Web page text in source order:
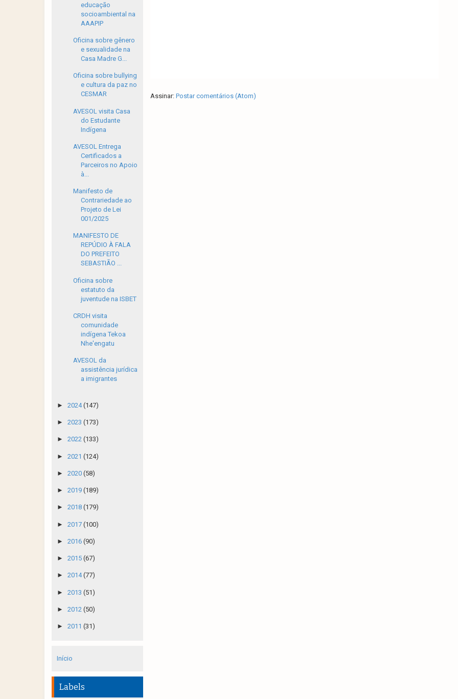
Assinar: Postar comentários (Atom)
educação
socioambiental na
AAAPIP
Oficina sobre gênero
e sexualidade na
Casa Madre G...
Oficina sobre bullying
e cultura da paz no
CESMAR
AVESOL visita Casa
do Estudante
Indígena
AVESOL Entrega
Certificados a
Parceiros no Apoio
à...
Manifesto de
Contrariedade ao
Projeto de Lei
001/2025
MANIFESTO DE
REPÚDIO À FALA
DO PREFEITO
SEBASTIÃO ...
Oficina sobre
estatuto da
juventude na ISBET
CRDH visita
comunidade
indígena Tekoa
Nhe'engatu
AVESOL da
assistência jurídica
a imigrantes
► 2024(147)
► 2023 (173)
► 2022 (133)
► 2021 (124)
► 2020 (58)
► 2019 (189)
► 2018 (179)
► 2017 (100)
► 2016 (90)
► 2015 (67)
► 2014(77)
► 2013 (51)
► 2012 (50)
► 2011 (31)
Início
Labels